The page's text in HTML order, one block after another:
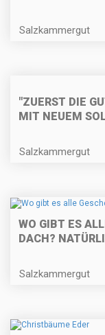
Salzkammergut
"ZUERST DIE
MIT NEUEM
Salzkammergut
WO GIBT ES
DACH?
Salzkammergut